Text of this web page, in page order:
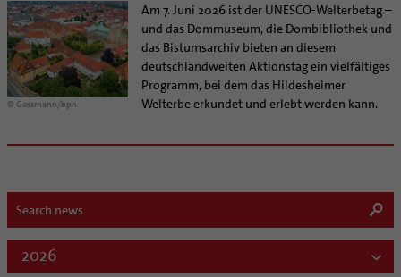
© Gossmann/bph
Am 7. Juni 2026 ist der UNESCO-Welterbetag –
und das Dommuseum, die Dombibliothek und
das Bistumsarchiv bieten an diesem
deutschlandweiten Aktionstag ein vielfältiges
Programm, bei dem das Hildesheimer
Welterbe erkundet und erlebt werden kann.
2026